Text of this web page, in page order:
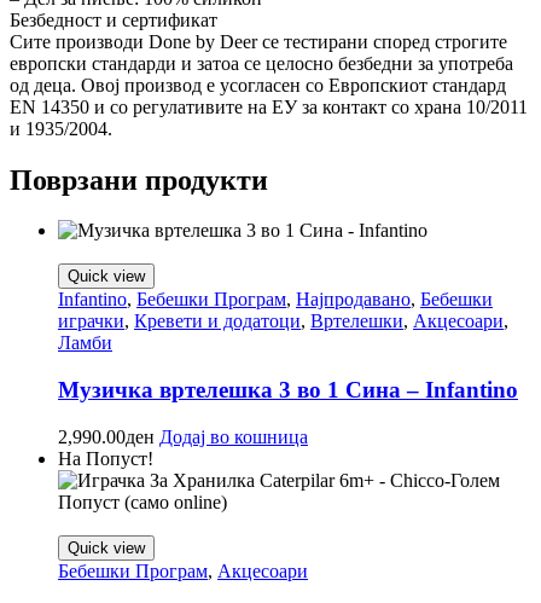
Безбедност и сертификат
Сите производи Done by Deer се тестирани според строгите
европски стандарди и затоа се целосно безбедни за употреба
од деца. Овој производ е усогласен со Европскиот стандард
EN 14350 и со регулативите на ЕУ за контакт со храна 10/2011
и 1935/2004.
Поврзани продукти
Quick view
Infantino, Бебешки Програм, Најпродавано, Бебешки
играчки, Кревети и додатоци, Вртелешки, Акцесоари,
Ламби
Музичка вртелешка 3 во 1 Сина – Infantino
2,990.00ден Додај во кошница
На Попуст!
Quick view
Бебешки Програм, Акцесоари